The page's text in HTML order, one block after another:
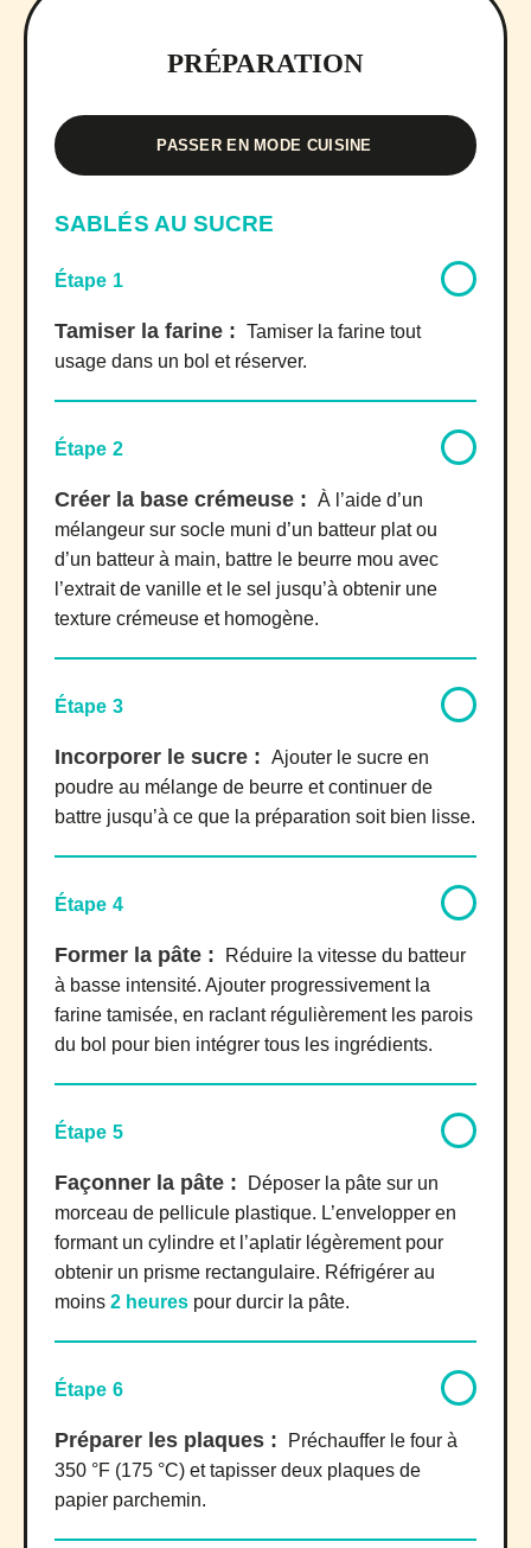
PRÉPARATION
PASSER EN MODE CUISINE
SABLÉS AU SUCRE
Étape 1
Tamiser la farine : Tamiser la farine tout
usage dans un bol et réserver.
Étape 2
Créer la base crémeuse : À l’aide d’un
mélangeur sur socle muni d’un batteur plat ou
d’un batteur à main, battre le beurre mou avec
l’extrait de vanille et le sel jusqu’à obtenir une
texture crémeuse et homogène.
Étape 3
Incorporer le sucre : Ajouter le sucre en
poudre au mélange de beurre et continuer de
battre jusqu’à ce que la préparation soit bien lisse.
Étape 4
Former la pâte :
Réduire la vitesse du batteur
à basse intensité. Ajouter progressivement la
farine tamisée, en raclant régulièrement les parois
du bol pour bien intégrer tous les ingrédients.
Étape 5
Façonner la pâte :
Déposer la pâte sur un
morceau de pellicule plastique. L’envelopper en
formant un cylindre et l’aplatir légèrement pour
obtenir un prisme rectangulaire. Réfrigérer au
moins 2 heures pour durcir la pâte.
Étape 6
Préparer les plaques :
Préchauffer le four à
350 °F (175 °C) et tapisser deux plaques de
papier parchemin.